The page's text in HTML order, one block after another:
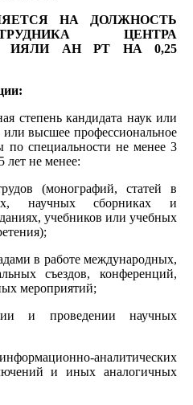
НА ДОЛЖНОСТЬ
ЦЕНТРА
ИЯЛИ АН РТ НА 0,25
степень кандидата наук или
высшее профессиональное
по специальности не менее 3
лет не менее:
(монографий, статей в
научных сборниках и
учебников или учебных
в работе международных,
съездов, конференций,
мероприятий;
и проведении научных
аналитических
и иных аналогичных